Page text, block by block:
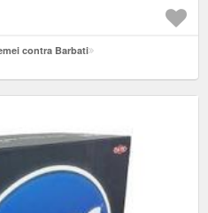
contra Barbati